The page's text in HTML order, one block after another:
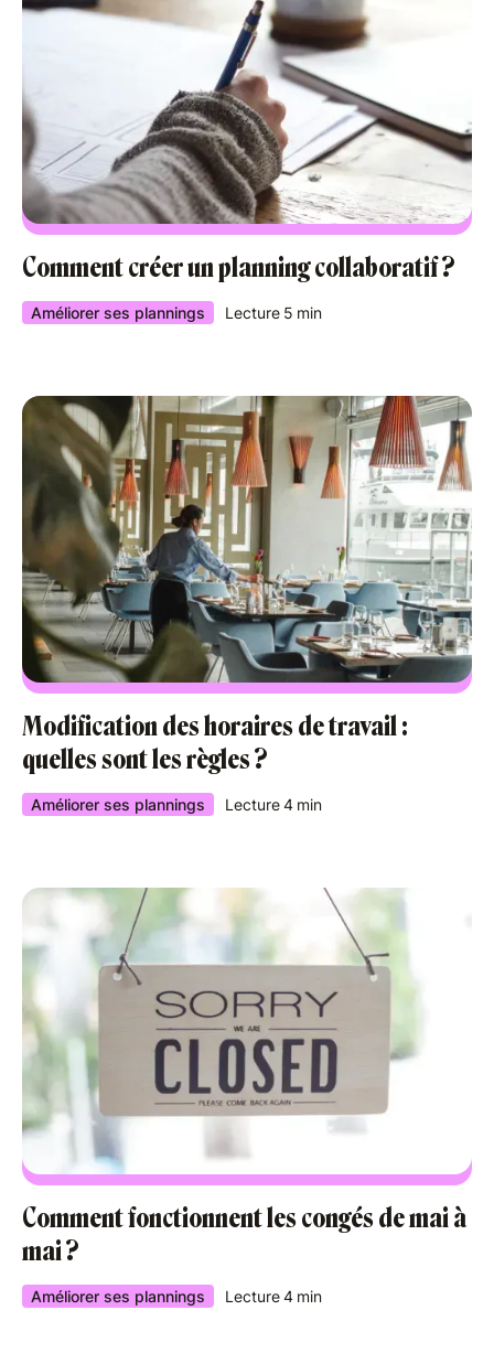
Comment créer un planning collaboratif ?
Améliorer ses plannings Lecture 5 min
Modification des horaires de travail :
quelles sont les règles ?
Améliorer ses plannings Lecture4 min
Comment fonctionnent les congés de mai à
mai ?
Améliorer ses plannings Lecture4 min